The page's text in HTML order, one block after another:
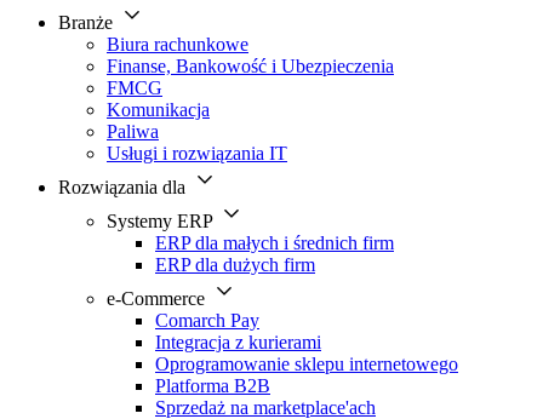
Branże
Biura rachunkowe
Finanse, Bankowość i Ubezpieczenia
FMCG
Komunikacja
Paliwa
Usługi i rozwiązania IT
Rozwiązania dla
Systemy ERP
ERP dla małych i średnich firm
ERP dla dużych firm
e-Commerce
Comarch Pay
Integracja z kurierami
Oprogramowanie sklepu internetowego
Platforma B2B
Sprzedaż na marketplace'ach